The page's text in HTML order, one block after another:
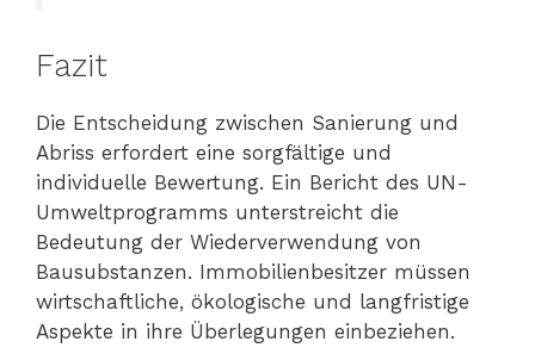
Fazit
Die Entscheidung zwischen Sanierung und
Abriss erfordert eine sorgfältige und
individuelle Bewertung. Ein Bericht des UN-
Umweltprogramms unterstreicht die
Bedeutung der Wiederverwendung von
Bausubstanzen. Immobilienbesitzer müssen
wirtschaftliche, ökologische und langfristige
Aspekte in ihre Überlegungen einbeziehen.